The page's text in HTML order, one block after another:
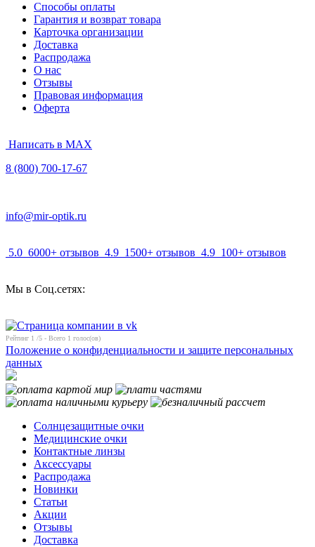
Способы оплаты
Гарантия и возврат товара
Карточка организации
Доставка
Распродажа
О нас
Отзывы
Правовая информация
Оферта
Написать в MAX
8 (800) 700-17-67
info@mir-optik.ru
5.0 6000+ отзывов 4.9 1500+ отзывов 4.9 100+ отзывов
Мы в Соц.сетях:
Рейтинг 1 /5 - Всего 1 голос(ов)
Положение о конфиденциальности и защите персональных
данных
Солнцезащитные очки
Медицинские очки
Контактные линзы
Аксессуары
Распродажа
Новинки
Статьи
Акции
Отзывы
Доставка